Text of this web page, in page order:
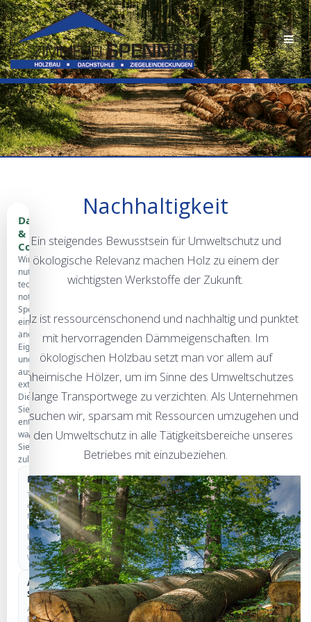
Skip
to
content
Nachhaltigkeit
Ein steigendes Bewusstsein für Umweltschutz und
ökologische Relevanz machen Holz zu einem der
wichtigsten Werkstoffe der Zukunft.
Holz ist ressourcenschonend und nachhaltig und punktet
mit hervorragenden Dämmeigenschaften. Im
ökologischen Holzbau setzt man vor allem auf
einheimische Hölzer, um im Sinne des Umweltschutzes
auf lange Transportwege zu verzichten. Als Unternehmen
versuchen wir, sparsam mit Ressourcen umzugehen und
so den Umweltschutz in alle Tätigkeitsbereiche unseres
Betriebes mit einzubeziehen.
Datenschutz
&
Cookies
Wir
nutzen
technisch
notwendige
Speicherung,
eine
anonyme
Eigenstatistik
und
ausgewählte
externe
Dienste.
Sie
entscheiden,
was
Sie
zulassen.
Notwendig
IMMER AKTIV
Technisch
erforderlich
für
den
Betrieb
der
Website.
Anonyme
Statistik
COOKIELOS
Anonyme
Reichweitenmessung